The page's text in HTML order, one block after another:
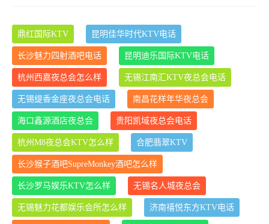
鼎红国际KTV 昆明佳华时代KTV电话
长沙魅力四射酒吧电话 昆明迪乐国际KTV电话
杭州西嘉夜总会怎么样 无锡江南汇KTV夜总会电话
无锡缇香金座夜总会电话 南昌花样年华夜总会
海口鑫源酒店夜总会 贵阳凯域夜总会电话
杭州M8夜总会KTV怎么样 合肥翡翠KTV
长沙猴子酒吧SupreMonkey酒吧怎么样
长沙罗马娱乐KTV怎么样 无锡名人城夜总会
无锡魅力花都娱乐会所怎么样 济南禧悦东方KTV电话